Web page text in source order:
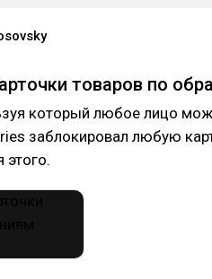
товаров по
который любое лицо
заблокировал любую
этого.